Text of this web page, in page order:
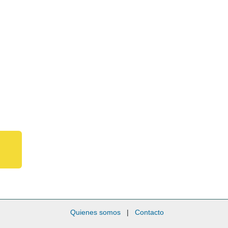
Quienes somos | Contacto